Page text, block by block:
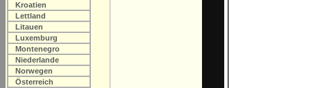
Kroatien
Lettland
Litauen
Luxemburg
Montenegro
Niederlande
Norwegen
Österreich